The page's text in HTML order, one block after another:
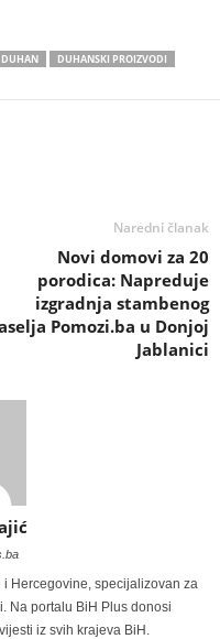
DUHAN
DUHANSKI PROIZVODI
Naredni članak
Novi domovi za 20
porodica: Napreduje
izgradnja stambenog
Pomozi.ba u Donjoj
Jablanici
Hercegovine, specijalizovan za
Na portalu BiH Plus donosi
iz svih krajeva BiH.